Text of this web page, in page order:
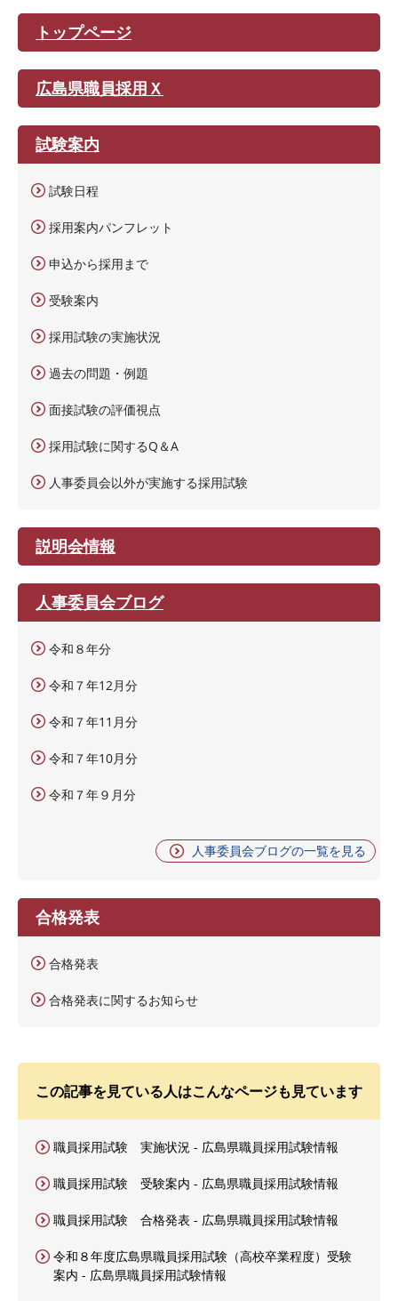
トップページ
広島県職員採用Ｘ
試験案内
試験日程
採用案内パンフレット
申込から採用まで
受験案内
採用試験の実施状況
過去の問題・例題
面接試験の評価視点
採用試験に関するQ＆A
人事委員会以外が実施する採用試験
説明会情報
人事委員会ブログ
令和８年分
令和７年12月分
令和７年11月分
令和７年10月分
令和７年９月分
人事委員会ブログの一覧を見る
合格発表
合格発表
合格発表に関するお知らせ
この記事を見ている人はこんなページも見ています
職員採用試験 実施状況 - 広島県職員採用試験情報
職員採用試験 受験案内 - 広島県職員採用試験情報
職員採用試験 合格発表 - 広島県職員採用試験情報
令和８年度広島県職員採用試験（高校卒業程度）受験
案内 - 広島県職員採用試験情報